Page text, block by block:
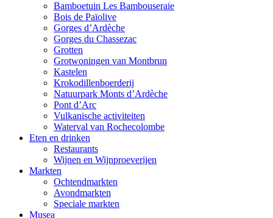
Bamboetuin Les Bambouseraie
Bois de Païolive
Gorges d’Ardèche
Gorges du Chassezac
Grotten
Grotwoningen van Montbrun
Kastelen
Krokodillenboerderij
Natuurpark Monts d’Ardèche
Pont d’Arc
Vulkanische activiteiten
Waterval van Rochecolombe
Eten en drinken
Restaurants
Wijnen en Wijnproeverijen
Markten
Ochtendmarkten
Avondmarkten
Speciale markten
Musea